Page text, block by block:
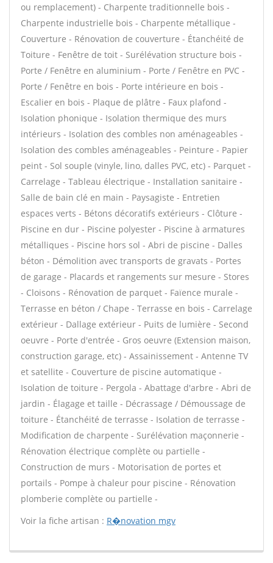
ou remplacement) - Charpente traditionnelle bois -
Charpente industrielle bois - Charpente métallique -
Couverture - Rénovation de couverture - Étanchéité de
Toiture - Fenêtre de toit - Surélévation structure bois -
Porte / Fenêtre en aluminium - Porte / Fenêtre en PVC -
Porte / Fenêtre en bois - Porte intérieure en bois -
Escalier en bois - Plaque de plâtre - Faux plafond -
Isolation phonique - Isolation thermique des murs
intérieurs - Isolation des combles non aménageables -
Isolation des combles aménageables - Peinture - Papier
peint - Sol souple (vinyle, lino, dalles PVC, etc) - Parquet -
Carrelage - Tableau électrique - Installation sanitaire -
Salle de bain clé en main - Paysagiste - Entretien
espaces verts - Bétons décoratifs extérieurs - Clôture -
Piscine en dur - Piscine polyester - Piscine à armatures
métalliques - Piscine hors sol - Abri de piscine - Dalles
béton - Démolition avec transports de gravats - Portes
de garage - Placards et rangements sur mesure - Stores
- Cloisons - Rénovation de parquet - Faïence murale -
Terrasse en béton / Chape - Terrasse en bois - Carrelage
extérieur - Dallage extérieur - Puits de lumière - Second
oeuvre - Porte d'entrée - Gros oeuvre (Extension maison,
construction garage, etc) - Assainissement - Antenne TV
et satellite - Couverture de piscine automatique -
Isolation de toiture - Pergola - Abattage d'arbre - Abri de
jardin - Élagage et taille - Décrassage / Démoussage de
toiture - Étanchéité de terrasse - Isolation de terrasse -
Modification de charpente - Surélévation maçonnerie -
Rénovation électrique complète ou partielle -
Construction de murs - Motorisation de portes et
portails - Pompe à chaleur pour piscine - Rénovation
plomberie complète ou partielle -
Voir la fiche artisan : R�novation mgv